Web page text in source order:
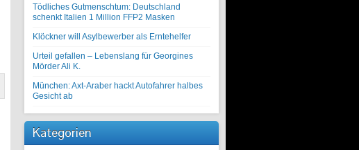
Tödliches Gutmenschtum: Deutschland
schenkt Italien 1 Million FFP2 Masken
Klöckner will Asylbewerber als Erntehelfer
Urteil gefallen – Lebenslang für Georgines
Mörder Ali K.
München: Axt-Araber hackt Autofahrer halbes
Gesicht ab
Kategorien